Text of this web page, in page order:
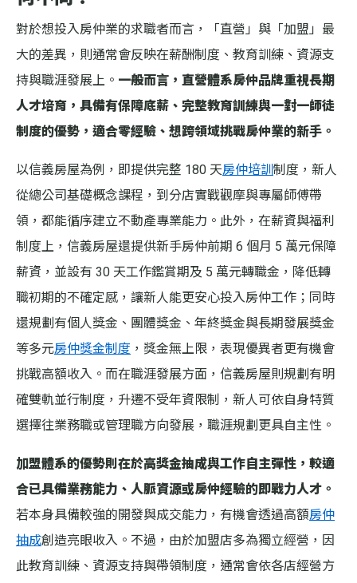
對於想投入房仲業的求職者而言，「直營」與「加盟」最
大的差異，則通常會反映在薪酬制度、教育訓練、資源支
持與職涯發展上。 一般而言，直營體系房仲品牌重視長期
人才培育，具備有保障底薪、完整教育訓練與一對一師徒
制度的優勢，適合零經驗、想跨領域挑戰房仲業的新手。
以信義房屋為例，即提供完整 180 天房仲培訓 制度，新人
從總公司基礎概念課程，到分店實戰觀摩與專屬師傅帶
領，都能循序建立不動產專業能力。此外，在薪資與福利
制度上，信義房屋還提供新手房仲前期 6 個月 5 萬元保障
薪資，並設有 30 天工作鑑賞期及 5 萬元轉職金，降低轉
職初期的不確定感，讓新人能更安心投入房仲工作；同時
還規劃有個人獎金、團體獎金、年終獎金與長期發展獎金
等多元房仲獎金制度 ，獎金無上限，表現優異者更有機會
挑戰高額收入。而在職涯發展方面，信義房屋則規劃有明
確雙軌並行制度，升遷不受年資限制，新人可依自身特質
選擇往業務職或管理職方向發展，職涯規劃更具自主性。
加盟體系的優勢則在於高獎金抽成與工作自主彈性，較適
合已具備業務能力、人脈資源或房仲經驗的即戰力人才。
若本身具備較強的開發與成交能力，有機會透過高額房仲
抽成創造亮眼收入。不過，由於加盟店多為獨立經營，因
此教育訓練、資源支持與帶領制度，通常會依各店經營方